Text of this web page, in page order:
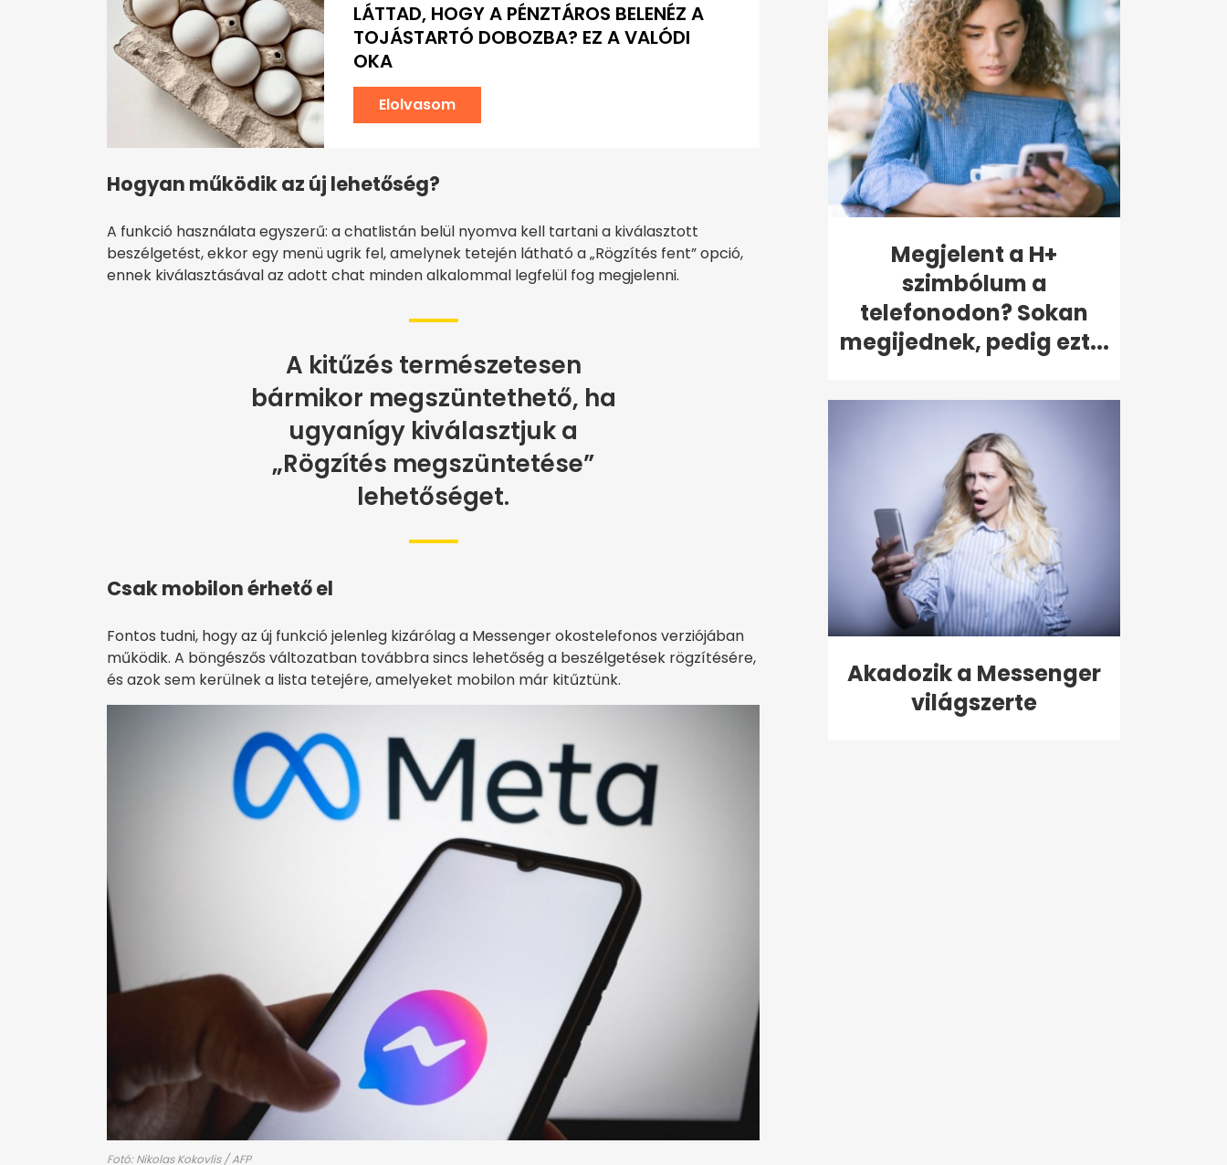
LÁTTAD, HOGY A PÉNZTÁROS BELENÉZ A
TOJÁSTARTÓ DOBOZBA? EZ A VALÓDI
OKA
Elolvasom
Hogyan működik az új lehetőség?
A funkció használata egyszerű: a chatlistán belül nyomva kell tartani a kiválasztott
beszélgetést, ekkor egy menü ugrik fel, amelynek tetején látható a „Rögzítés fent” opció,
ennek kiválasztásával az adott chat minden alkalommal legfelül fog megjelenni.
A kitűzés természetesen
bármikor megszüntethető, ha
ugyanígy kiválasztjuk a
„Rögzítés megszüntetése”
lehetőséget.
Csak mobilon érhető el
Fontos tudni, hogy az új funkció jelenleg kizárólag a Messenger okostelefonos verziójában
működik. A böngészős változatban továbbra sincs lehetőség a beszélgetések rögzítésére,
és azok sem kerülnek a lista tetejére, amelyeket mobilon már kitűztünk.
Fotó: Nikolas Kokovlis / AFP
Megjelent a H+
szimbólum a
telefonodon? Sokan
megijednek, pedig ezt...
Akadozik a Messenger
világszerte